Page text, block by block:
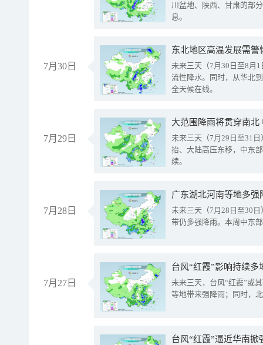
川盆地、陕西、甘肃的部
息。
7月30日
东北地区高温发展需
未来三天（7月30日至8月
流性降水。同时，从华北
全天候在线。
7月29日
大范围降雨将贯穿南
未来三天（7月29日至31
抬、大陆高压东移，中东
续。
7月28日
广东湖北河南等地多
未来三天（7月28日至30
带仍多强降雨。本周中东
7月27日
台风“红霞”影响持续
未来三天，台风“红霞”或
等地带来强降雨；同时，
台风“红霞”逼近华南